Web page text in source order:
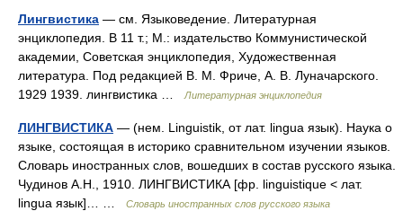
Лингвистика — см. Языковедение. Литературная
энциклопедия. В 11 т.; М.: издательство Коммунистической
академии, Советская энциклопедия, Художественная
литература. Под редакцией В. М. Фриче, А. В. Луначарского.
1929 1939. лингвистика …
Литературная энциклопедия
ЛИНГВИСТИКА — (нем. Linguistik, от лат. lingua язык). Наука о
языке, состоящая в историко сравнительном изучении языков.
Словарь иностранных слов, вошедших в состав русского языка.
Чудинов А.Н., 1910. ЛИНГВИСТИКА [фр. linguistique < лат.
lingua язык]… …
Словарь иностранных слов русского языка